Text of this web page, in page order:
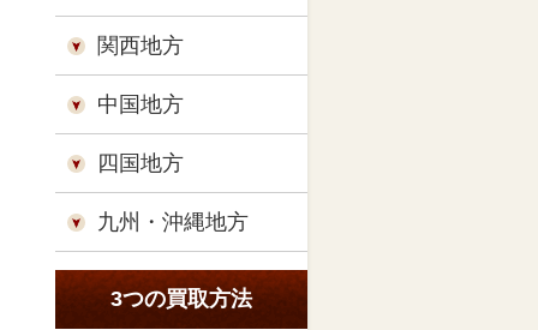
関西地方
中国地方
四国地方
九州・沖縄地方
3つの買取方法